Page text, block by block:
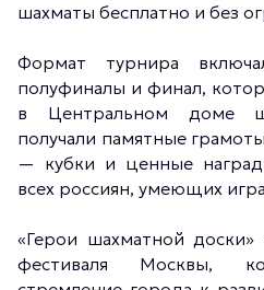
шахматы бесплатно и без
Формат турнира
полуфиналы и финал,
в Центральном доме
получали памятные
— кубки и ценные
всех россиян, умеющих
«Герои шахматной доски»
фестиваля Москвы,